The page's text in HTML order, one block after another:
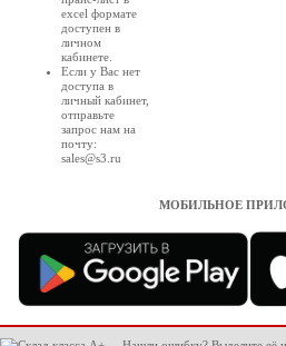
excel формате
доступен в
личном
кабинете
Если у Вас нет
доступа в
личный кабинет,
отправьте
запрос нам на
почту:
sales@s3.ru
МОБИЛЬНОЕ